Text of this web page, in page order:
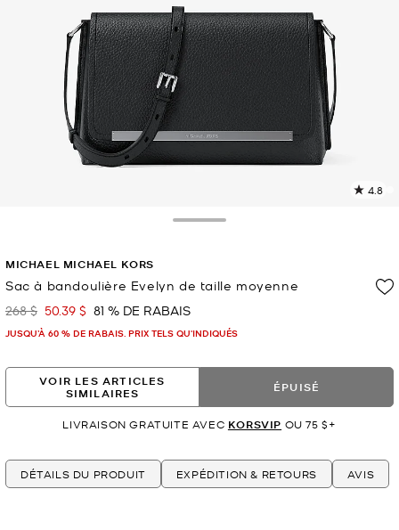
4.8
MICHAEL MICHAEL KORS
Sac à bandoulière Evelyn de taille moyenne
était
268 $ maintenant
50.39 $ 81 % DE RABAIS
JUSQU’À 60 % DE RABAIS. PRIX TELS QU'INDIQUÉS
VOIR LES ARTICLES
SIMILAIRES
ÉPUISÉ
LIVRAISON GRATUITE AVEC KORSVIP OU 75 $+
DÉTAILS DU PRODUIT EXPÉDITION & RETOURS AVIS